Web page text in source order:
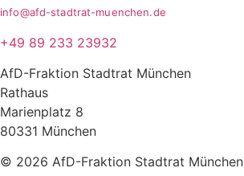
info@afd-stadtrat-muenchen.de
+49 89 233 23932
AfD-Fraktion Stadtrat München
Rathaus
Marienplatz 8
80331 München
© 2026 AfD-Fraktion Stadtrat München